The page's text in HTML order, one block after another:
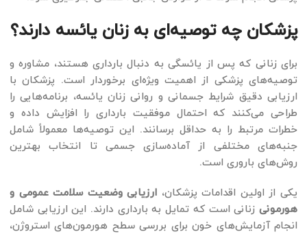
پزشکان چه توصیه‌ای به زنان یائسه دارند؟
برای زنانی که پس از یائسگی به دنبال بارداری هستند، مشاوره و
توصیه‌های پزشکی از اهمیت ویژه‌ای برخوردار است. پزشکان با
ارزیابی دقیق شرایط جسمانی و روانی زنان یائسه، برنامه‌هایی را
طراحی می‌کنند که احتمال موفقیت بارداری را افزایش داده و
خطرات مرتبط را به حداقل برسانند. این توصیه‌ها معمولاً شامل
جنبه‌های مختلفی از آماده‌سازی جسمی تا انتخاب بهترین
روش‌های باروری است.
یکی از اولین اقدامات پزشکان، ارزیابی وضعیت سلامت عمومی و
هورمونی زنانی است که تمایل به بارداری دارند. این ارزیابی شامل
انجام آزمایش‌های خون برای بررسی سطح هورمون‌های استروژن،